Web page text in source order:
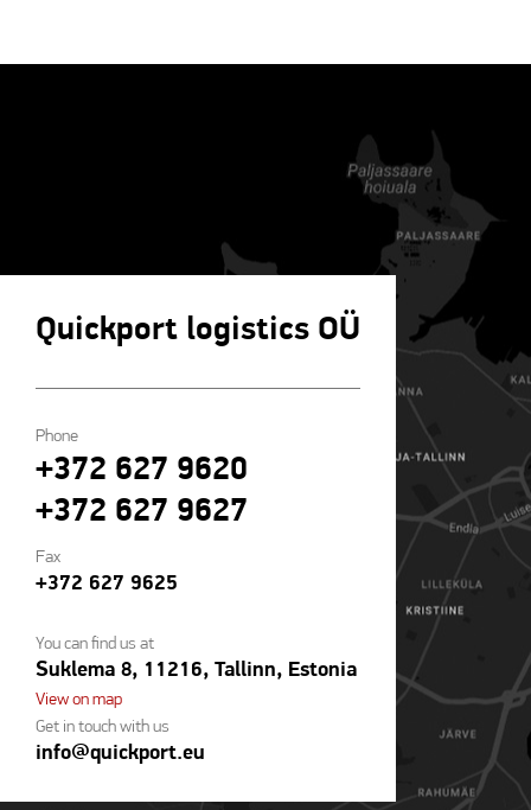
Quickport logistics OÜ
Phone
+372 627 9620
+372 627 9627
Fax
+372 627 9625
You can find us at
Suklema 8, 11216, Tallinn, Estonia
View on map
Get in touch with us
info@quickport.eu